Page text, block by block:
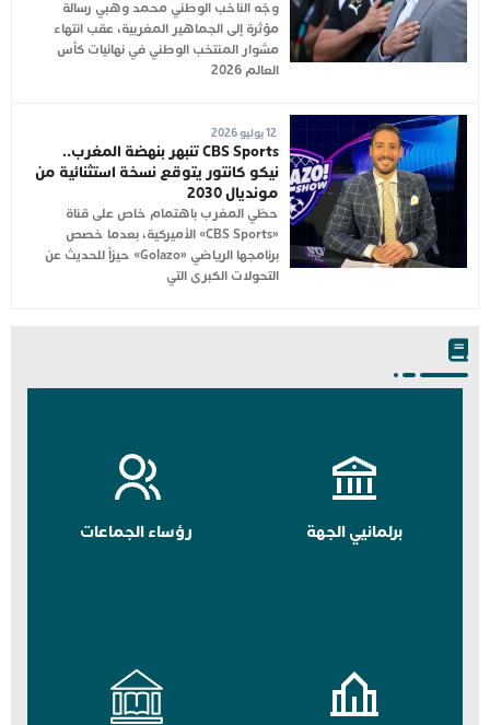
وجّه الناخب الوطني محمد وهبي رسالة
مؤثرة إلى الجماهير المغربية، عقب انتهاء
مشوار المنتخب الوطني في نهائيات كأس
العالم 2026
12 يوليو 2026
CBS Sports تنبهر بنهضة المغرب..
نيكو كانتور يتوقع نسخة استثنائية من
مونديال 2030
حظي المغرب باهتمام خاص على قناة
«CBS Sports» الأميركية، بعدما خصص
برنامجها الرياضي «Golazo» حيزاً للحديث عن
التحولات الكبرى التي
برلمانيي الجهة رؤساء الجماعات